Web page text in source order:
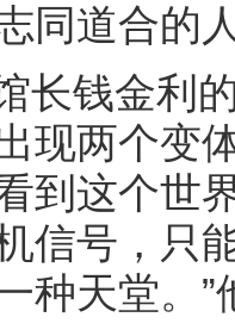
同道合的
长钱金利
现两个变
到这个世
信号，只
种天堂。”